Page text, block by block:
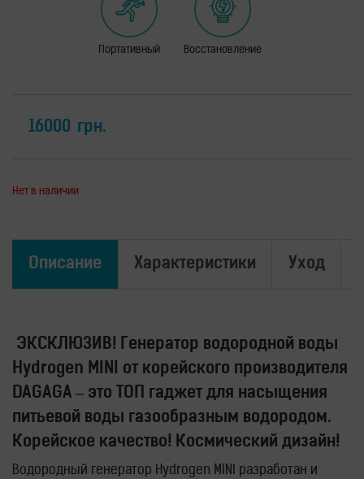
Портативный Восстановление
16000 грн.
Нет в наличии
Описание Характеристики Уход
ЭКСКЛЮЗИВ! Генератор водородной воды
Hydrogen MINI от корейского производителя
DAGAGA – это ТОП гаджет для насыщения
питьевой воды газообразным водородом.
Корейское качество! Космический дизайн!
Водородный генератор Hydrogen MINI разработан и